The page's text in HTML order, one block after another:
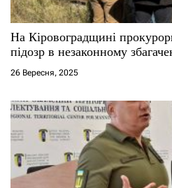
На Кіровоградщині
підозр в незаконному
26 Вересня, 2025